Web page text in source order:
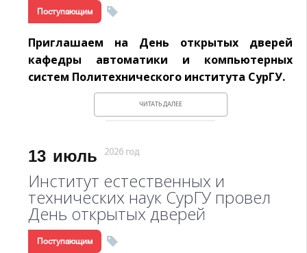
Поступающим
Приглашаем на День открытых дверей
кафедры автоматики и компьютерных
систем Политехнического института СурГУ.
ЧИТАТЬ ДАЛЕЕ
13 июль 2026 год
Институт естественных и
технических наук СурГУ провел
День открытых дверей
Поступающим